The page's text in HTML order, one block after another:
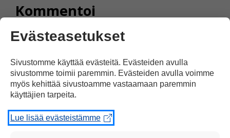
Kommentoi
Voit kirjoittaa mielipiteesi
kommenttilaatikkoon.
Sinun pitää kirjoittaa myös
nimesi tai keksiä nimimerkki.
Nimi tai nimimerkki:First
Evästeasetukset
Sivustomme käyttää evästeitä. Evästeiden avulla
sivustomme toimii paremmin. Evästeiden avulla voimme
myös kehittää sivustoamme vastaamaan paremmin
käyttäjien tarpeita.
Lue lisää evästeistämme